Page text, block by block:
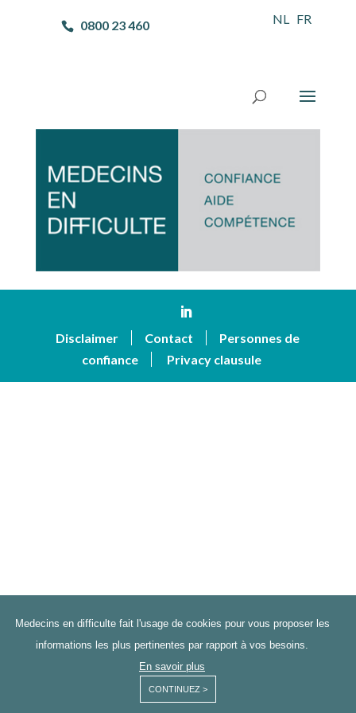
0800 23 460 NL FR
Uitnodiging en programma
25-10-2016 -Voorbeeld 2
Disclaimer Contact
Personnes de
confiance
Privacy clausule
Medecins en difficulte fait l'usage de cookies pour vous proposer les
informations les plus pertinentes par rapport à vos besoins.
En savoir plus
CONTINUEZ